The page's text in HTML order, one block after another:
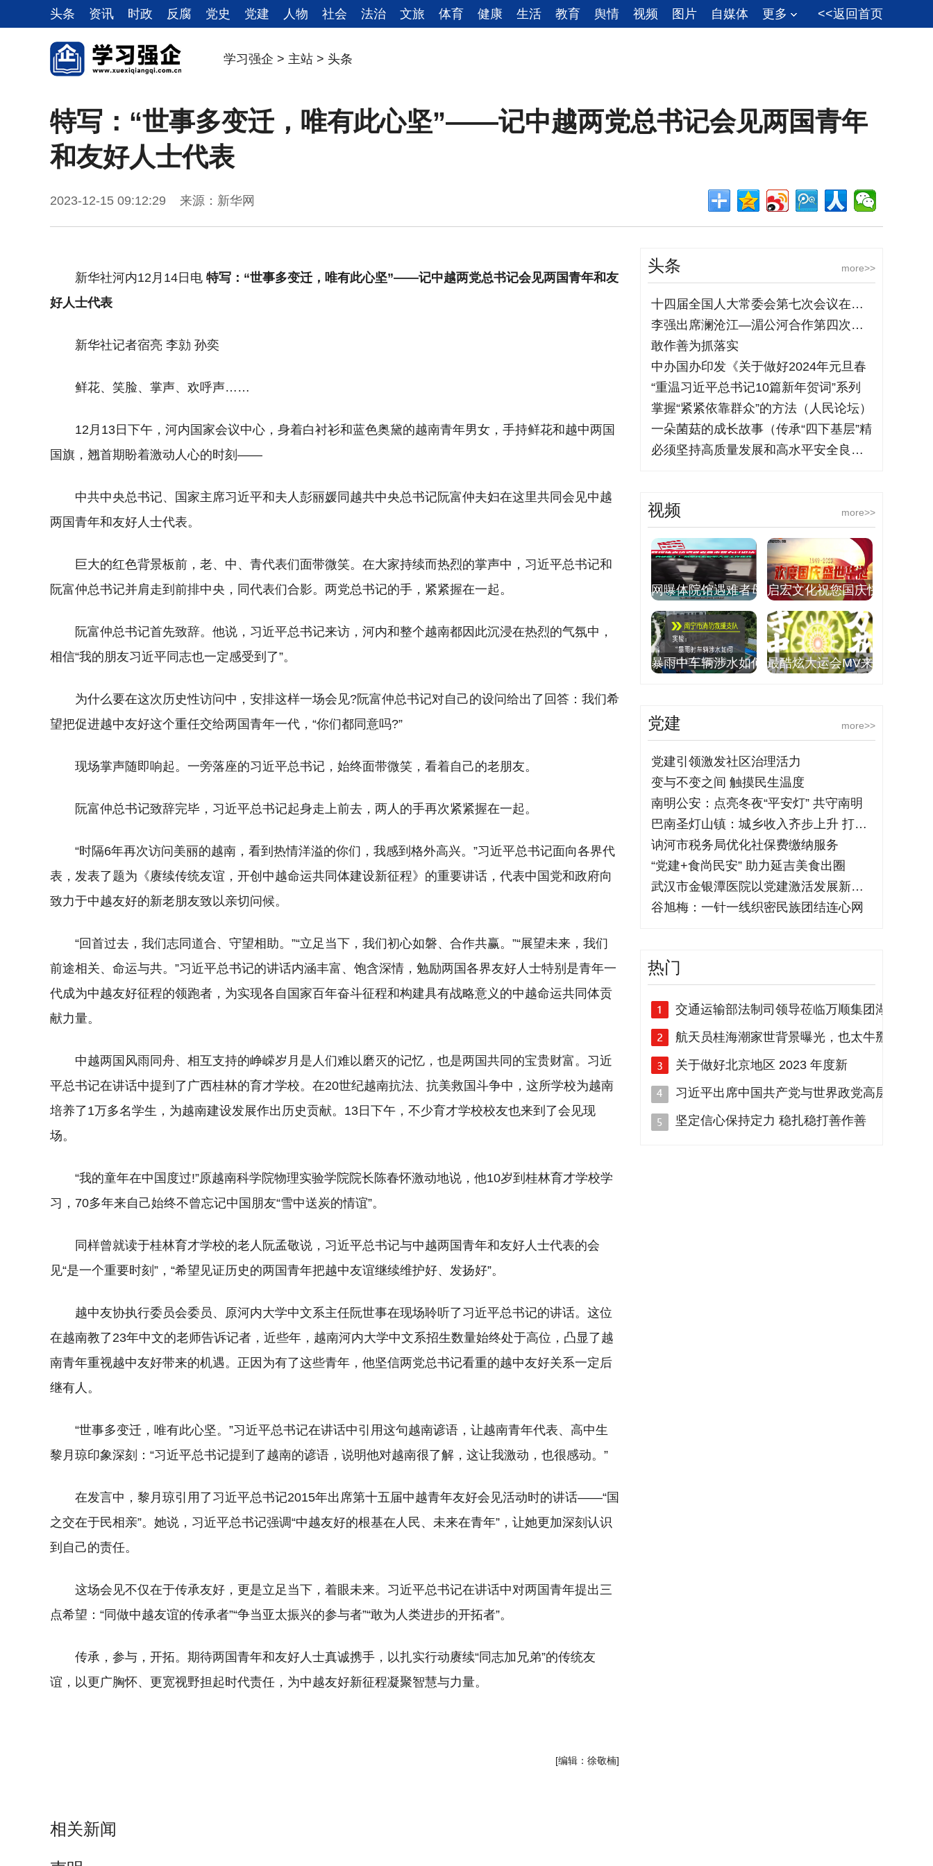
头条 资讯 时政 反腐 党史 党建 人物 社会 法治 文旅 体育 健康 生活 教育 舆情 视频 图片 自媒体 更多 <<返回首页
学习强企 > 主站 > 头条
特写：“世事多变迁，唯有此心坚”——记中越两党总书记会见两国青年
和友好人士代表
2023-12-15 09:12:29 来源：新华网
新华社河内12月14日电 特写：“世事多变迁，唯有此心坚”——记中越两党总书记会见两国青年和友
好人士代表
新华社记者宿亮 李勍 孙奕
鲜花、笑脸、掌声、欢呼声……
12月13日下午，河内国家会议中心，身着白衬衫和蓝色奥黛的越南青年男女，手持鲜花和越中两国
国旗，翘首期盼着激动人心的时刻——
中共中央总书记、国家主席习近平和夫人彭丽媛同越共中央总书记阮富仲夫妇在这里共同会见中越
两国青年和友好人士代表。
巨大的红色背景板前，老、中、青代表们面带微笑。在大家持续而热烈的掌声中，习近平总书记和
阮富仲总书记并肩走到前排中央，同代表们合影。两党总书记的手，紧紧握在一起。
阮富仲总书记首先致辞。他说，习近平总书记来访，河内和整个越南都因此沉浸在热烈的气氛中，
相信“我的朋友习近平同志也一定感受到了”。
为什么要在这次历史性访问中，安排这样一场会见?阮富仲总书记对自己的设问给出了回答：我们希
望把促进越中友好这个重任交给两国青年一代，“你们都同意吗?”
现场掌声随即响起。一旁落座的习近平总书记，始终面带微笑，看着自己的老朋友。
阮富仲总书记致辞完毕，习近平总书记起身走上前去，两人的手再次紧紧握在一起。
“时隔6年再次访问美丽的越南，看到热情洋溢的你们，我感到格外高兴。”习近平总书记面向各界代
表，发表了题为《赓续传统友谊，开创中越命运共同体建设新征程》的重要讲话，代表中国党和政府向
致力于中越友好的新老朋友致以亲切问候。
“回首过去，我们志同道合、守望相助。”“立足当下，我们初心如磐、合作共赢。”“展望未来，我们
前途相关、命运与共。”习近平总书记的讲话内涵丰富、饱含深情，勉励两国各界友好人士特别是青年一
代成为中越友好征程的领跑者，为实现各自国家百年奋斗征程和构建具有战略意义的中越命运共同体贡
献力量。
中越两国风雨同舟、相互支持的峥嵘岁月是人们难以磨灭的记忆，也是两国共同的宝贵财富。习近
平总书记在讲话中提到了广西桂林的育才学校。在20世纪越南抗法、抗美救国斗争中，这所学校为越南
培养了1万多名学生，为越南建设发展作出历史贡献。13日下午，不少育才学校校友也来到了会见现
场。
“我的童年在中国度过!”原越南科学院物理实验学院院长陈春怀激动地说，他10岁到桂林育才学校学
习，70多年来自己始终不曾忘记中国朋友“雪中送炭的情谊”。
同样曾就读于桂林育才学校的老人阮孟敬说，习近平总书记与中越两国青年和友好人士代表的会
见“是一个重要时刻”，“希望见证历史的两国青年把越中友谊继续维护好、发扬好”。
越中友协执行委员会委员、原河内大学中文系主任阮世事在现场聆听了习近平总书记的讲话。这位
在越南教了23年中文的老师告诉记者，近些年，越南河内大学中文系招生数量始终处于高位，凸显了越
南青年重视越中友好带来的机遇。正因为有了这些青年，他坚信两党总书记看重的越中友好关系一定后
继有人。
“世事多变迁，唯有此心坚。”习近平总书记在讲话中引用这句越南谚语，让越南青年代表、高中生
黎月琼印象深刻：“习近平总书记提到了越南的谚语，说明他对越南很了解，这让我激动，也很感动。”
在发言中，黎月琼引用了习近平总书记2015年出席第十五届中越青年友好会见活动时的讲话——“国
之交在于民相亲”。她说，习近平总书记强调“中越友好的根基在人民、未来在青年”，让她更加深刻认识
到自己的责任。
这场会见不仅在于传承友好，更是立足当下，着眼未来。习近平总书记在讲话中对两国青年提出三
点希望：“同做中越友谊的传承者”“争当亚太振兴的参与者”“敢为人类进步的开拓者”。
传承，参与，开拓。期待两国青年和友好人士真诚携手，以扎实行动赓续“同志加兄弟”的传统友
谊，以更广胸怀、更宽视野担起时代责任，为中越友好新征程凝聚智慧与力量。
[编辑：徐敬楠]
相关新闻
more>>
头条
十四届全国人大常委会第七次会议在京举行
李强出席澜沧江—湄公河合作第四次领导人
敢作善为抓落实
中办国办印发《关于做好2024年元旦春
“重温习近平总书记10篇新年贺词”系列
掌握“紧紧依靠群众”的方法（人民论坛）
一朵菌菇的成长故事（传承“四下基层”精
必须坚持高质量发展和高水平安全良性互动
more>>
视频
网曝体院馆遇难者母 启宏文化祝您国庆快
暴雨中车辆涉水如何 最酷炫大运会MV来
more>>
党建
党建引领激发社区治理活力
变与不变之间 触摸民生温度
南明公安：点亮冬夜“平安灯” 共守南明
巴南圣灯山镇：城乡收入齐步上升 打开乡
讷河市税务局优化社保费缴纳服务
“党建+食尚民安” 助力延吉美食出圈
武汉市金银潭医院以党建激活发展新动能
谷旭梅：一针一线织密民族团结连心网
热门
交通运输部法制司领导莅临万顺集团湖
航天员桂海潮家世背景曝光，也太牛掰
关于做好北京地区 2023 年度新
习近平出席中国共产党与世界政党高层
坚定信心保持定力 稳扎稳打善作善